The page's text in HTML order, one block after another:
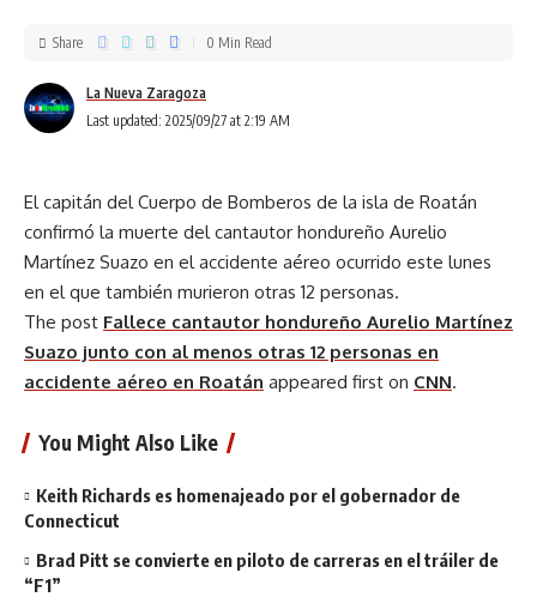
La Nueva Zaragoza
Last updated: 2025/09/27 at 2:19 AM
Share 0 Min Read
El capitán del Cuerpo de Bomberos de la isla de Roatán
confirmó la muerte del cantautor hondureño Aurelio
Martínez Suazo en el accidente aéreo ocurrido este lunes
en el que también murieron otras 12 personas.
The post Fallece cantautor hondureño Aurelio Martínez
Suazo junto con al menos otras 12 personas en
accidente aéreo en Roatán appeared first on CNN.
You Might Also Like
Keith Richards es homenajeado por el gobernador de
Connecticut
Brad Pitt se convierte en piloto de carreras en el tráiler de
“F1”